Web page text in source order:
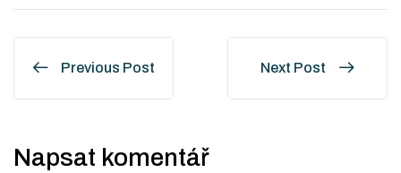
Navigace
pro
příspěvek
Previous Post Next Post
Napsat komentář